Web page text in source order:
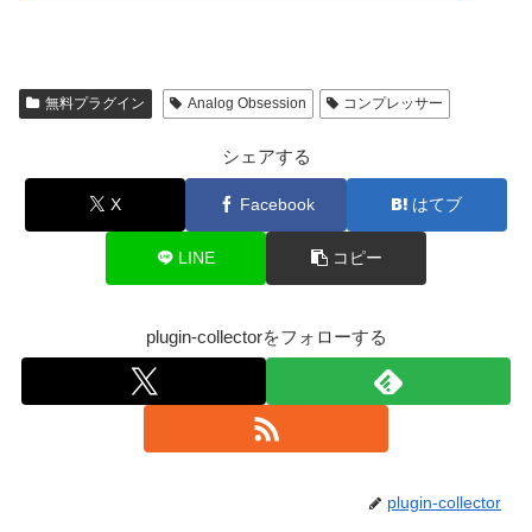
無料プラグイン Analog Obsession コンプレッサー
シェアする
X Facebook はてブ
LINE コピー
plugin-collectorをフォローする
plugin-collector